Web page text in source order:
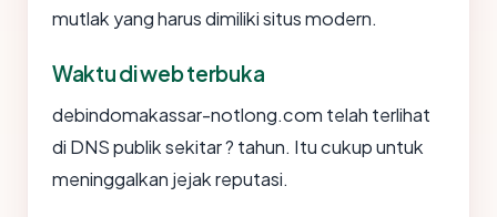
mutlak yang harus dimiliki situs modern.
Waktu di web terbuka
debindomakassar-notlong.com telah terlihat
di DNS publik sekitar ? tahun. Itu cukup untuk
meninggalkan jejak reputasi.